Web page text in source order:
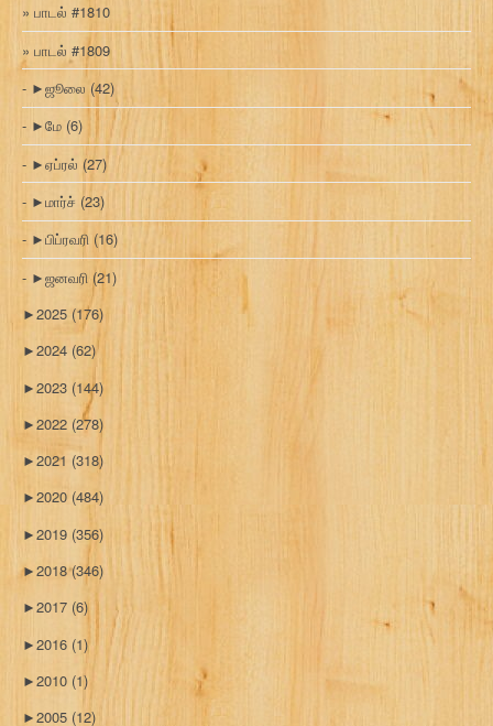
பாடல் #1810
பாடல் #1809
►ஜூலை (42)
►மே (6)
►ஏப்ரல் (27)
►மார்ச் (23)
►பிப்ரவரி (16)
►ஜனவரி (21)
►2025 (176)
►2024 (62)
►2023 (144)
►2022 (278)
►2021 (318)
►2020 (484)
►2019 (356)
►2018(346)
►2017 (6)
►2016 (1)
►2010 (1)
►2005 (12)